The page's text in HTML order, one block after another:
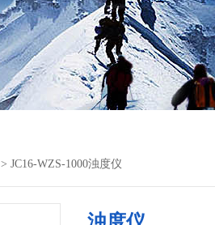
> JC16-WZS-1000浊度仪